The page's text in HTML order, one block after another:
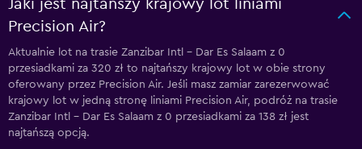
Jaki jest najtańszy krajowy lot liniami
Precision Air?
Aktualnie lot na trasie Zanzibar Intl - Dar Es Salaam z 0
przesiadkami za 320 zł to najtańszy krajowy lot w obie strony
oferowany przez Precision Air. Jeśli masz zamiar zarezerwować
krajowy lot w jedną stronę liniami Precision Air, podróż na trasie
Zanzibar Intl - Dar Es Salaam z 0 przesiadkami za 138 zł jest
najtańszą opcją.